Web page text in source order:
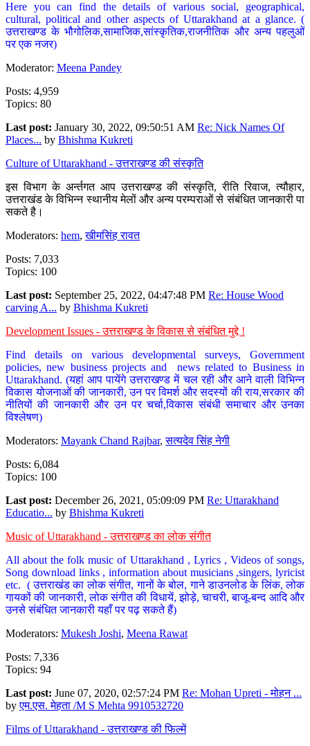
Here you can find the details of various social, geographical,
cultural, political and other aspects of Uttarakhand at a glance. (
उत्तराखण्ड के भौगोलिक,सामाजिक,सांस्कृतिक,राजनीतिक और अन्य पहलुओं
पर एक नजर)
Moderator: Meena Pandey
Posts: 4,959
Topics: 80
Last post: January 30, 2022, 09:50:51 AM Re: Nick Names Of
Places... by Bhishma Kukreti
Culture of Uttarakhand - उत्तराखण्ड की संस्कृति
इस विभाग के अर्न्तगत आप उत्तराखण्ड की संस्कृति, रीति रिवाज, त्यौहार,
उत्तराखंड के विभिन्न स्थानीय मेलों और अन्य परम्पराओं से संबंधित जानकारी पा
सकते है।
Moderators: hem,खीमसिंह रावत
Posts: 7,033
Topics: 100
Last post: September 25, 2022, 04:47:48 PM Re: House Wood
carving A... by Bhishma Kukreti
Development Issues - उत्तराखण्ड के विकास से संबंधित मुद्दे !
Find details on various developmental surveys, Government
policies, new business projects and news related to Business in
Uttarakhand. (यहां आप पायेंगे उत्तराखण्ड में चल रही और आने वाली विभिन्न
विकास योजनाओं की जानकारी, उन पर विमर्श और सदस्यों की राय,सरकार की
नीतियों की जानकारी और उन पर चर्चा,विकास संबंधी समाचार और उनका
विश्लेषण)
Moderators: Mayank Chand Rajbar,सत्यदेव सिंह नेगी
Posts: 6,084
Topics: 100
Last post: December 26, 2021, 05:09:09 PM Re: Uttarakhand
Educatio... by Bhishma Kukreti
Music of Uttarakhand - उत्तराखण्ड का लोक संगीत
All about the folk music of Uttarakhand , Lyrics , Videos of songs,
Song download links , information about musicians ,singers, lyricist
etc. ( उत्तराखंड का लोक संगीत, गानों के बोल, गाने डाउनलोड के लिंक, लोक
गायकों की जानकारी, लोक संगीत की विधायें, झोड़े, चाचरी, बाजू-बन्द आदि और
उनसे संबंधित जानकारी यहाँ पर पढ़ सकते हैं)
Moderators: Mukesh Joshi, Meena Rawat
Posts: 7,336
Topics: 94
Last post: June 07, 2020, 02:57:24 PM Re: Mohan Upreti - मोहन ...
byएम.एस. मेहता /M S Mehta 9910532720
Films of Uttarakhand - उत्तराखण्ड की फिल्में